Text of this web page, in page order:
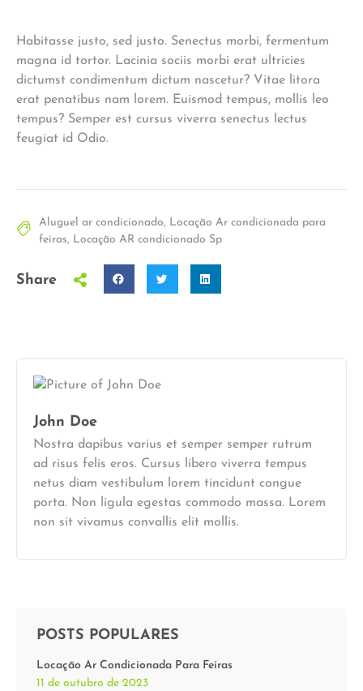
Habitasse justo, sed justo. Senectus morbi, fermentum
magna id tortor. Lacinia sociis morbi erat ultricies
dictumst condimentum dictum nascetur? Vitae litora
erat penatibus nam lorem. Euismod tempus, mollis leo
tempus? Semper est cursus viverra senectus lectus
feugiat id Odio.
Aluguel ar condicionado, Locação Ar condicionada para
feiras, Locação AR condicionado Sp
Share
John Doe
Nostra dapibus varius et semper semper rutrum
ad risus felis eros. Cursus libero viverra tempus
netus diam vestibulum lorem tincidunt congue
porta. Non ligula egestas commodo massa. Lorem
non sit vivamus convallis elit mollis.
POSTS POPULARES
Locação Ar Condicionada Para Feiras
11 de outubro de 2023